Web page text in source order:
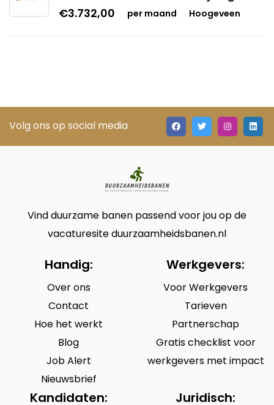
€3.732,00
per maand Hoogeveen
Volg ons op social media
Vind duurzame banen passend voor jou op de
vacaturesite duurzaamheidsbanen.nl
Handig:
Over ons
Contact
Hoe het werkt
Blog
Job Alert
Nieuwsbrief
Werkgevers:
Voor Werkgevers
Tarieven
Partnerschap
Gratis checklist voor
werkgevers met impact
Kandidaten: Juridisch: